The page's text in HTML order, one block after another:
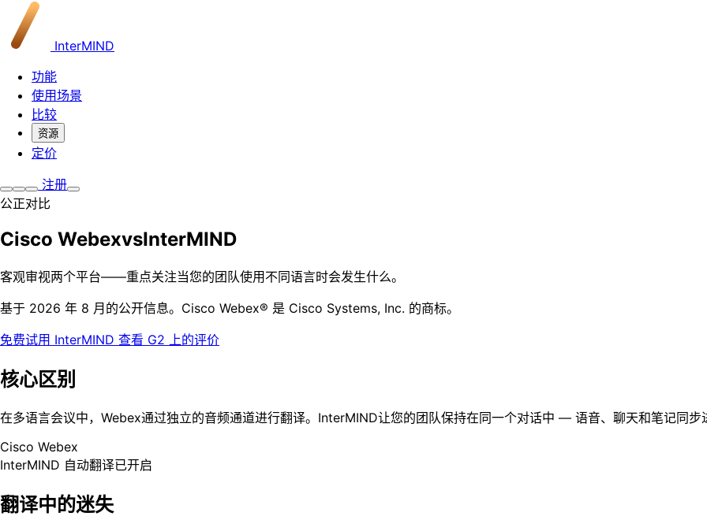
InterMIND
功能
使用场景
比较
资源
定价
注册
公正对比
Cisco WebexvsInterMIND
客观审视两个平台——重点关注当您的团队使用不同语言时会发生什么。
基于 2026 年 8 月的公开信息。Cisco Webex® 是 Cisco Systems, Inc. 的商标。
免费试用 InterMIND 查看 G2 上的评价
核心区别
在多语言会议中，Webex通过独立的音频通道进行翻译。InterMIND让您的团队保持在同一个对话中 — 语音、聊天和笔记同步
Cisco Webex
InterMIND 自动翻译已开启
翻译中的迷失